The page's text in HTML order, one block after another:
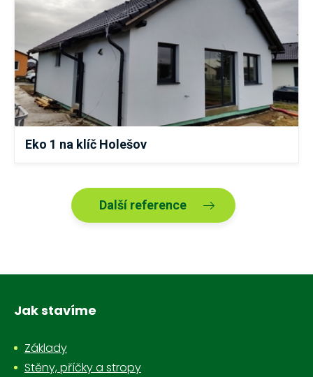
Eko 1 na klíč Holešov
Další reference
Jak stavíme
Základy
Stěny, příčky a stropy